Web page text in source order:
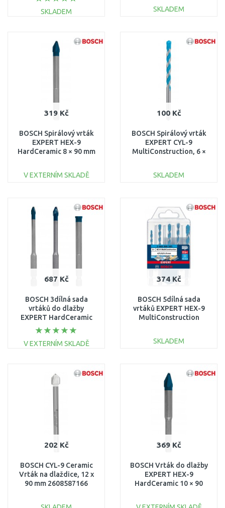
2608900647
SKLADEM
Porovnat
SKLADEM
Porovnat
319 Kč
BOSCH Spirálový vrták
EXPERT HEX-9
HardCeramic 8 × 90 mm
V EXTERNÍM SKLADĚ
Porovnat
100 Kč
BOSCH Spirálový vrták
EXPERT CYL-9
MultiConstruction, 6 ×
SKLADEM
Porovnat
687 Kč
BOSCH 3dílná sada
vrtáků do dlažby
EXPERT HardCeramic
HEX-9 5/6/8 mm
2608900595
V EXTERNÍM SKLADĚ
Porovnat
374 Kč
BOSCH 5dílná sada
vrtáků EXPERT HEX-9
MultiConstruction
SKLADEM
Porovnat
202 Kč
BOSCH CYL-9 Ceramic
Vrták na dlaždice, 12 x
90 mm 2608587166
369 Kč
BOSCH Vrták do dlažby
EXPERT HEX-9
HardCeramic 10 × 90